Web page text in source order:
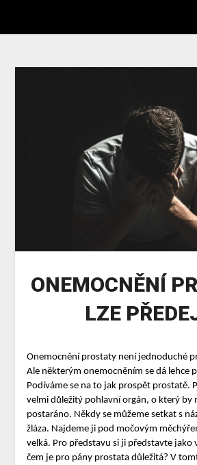
ONEMOCNĚNÍ
LZE
Onemocnění prostaty není jednoduché
Ale některým onemocněním se dá lehce
Podíváme se na to jak prospět prostatě.
velmi důležitý pohlavní orgán, o který by
postaráno. Někdy se můžeme setkat s
žláza. Najdeme ji pod močovým
velká. Pro představu si ji představte jako
čem je pro pány prostata důležitá? V